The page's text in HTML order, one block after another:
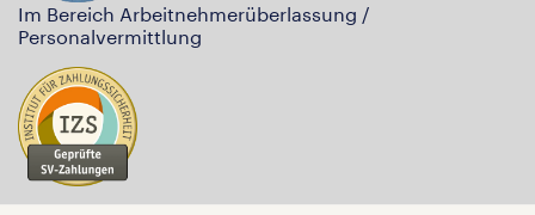
Im Bereich Arbeitnehmerüberlassung /
Personalvermittlung